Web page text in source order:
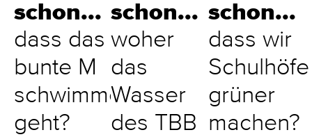
schon...
dass das
bunte M
schwimmen
geht?
schon...
woher
das
Wasser
des TBB
schon...
dass wir
Schulhöfe
grüner
machen?